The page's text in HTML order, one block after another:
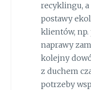
recyklingu,
postawy
klientów,
naprawy
kolejny
z duchem
potrzeby